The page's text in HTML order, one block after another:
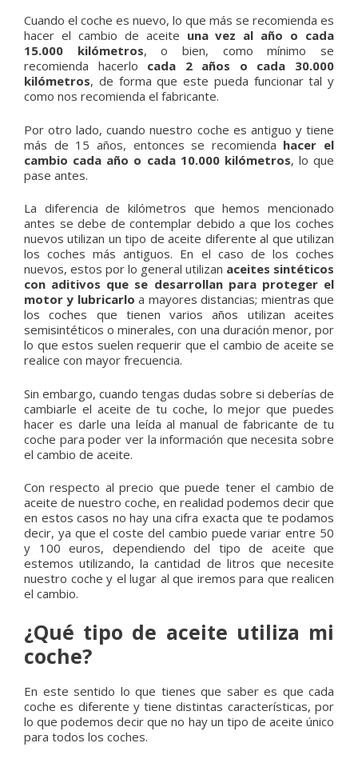
Cuando el coche es nuevo, lo que más se recomienda es
hacer el cambio de aceite una vez al año o cada
15.000 kilómetros, o bien, como mínimo se
recomienda hacerlo cada 2 años o cada 30.000
kilómetros, de forma que este pueda funcionar tal y
como nos recomienda el fabricante.
Por otro lado, cuando nuestro coche es antiguo y tiene
más de 15 años, entonces se recomienda hacer el
cambio cada año o cada 10.000 kilómetros, lo que
pase antes.
La diferencia de kilómetros que hemos mencionado
antes se debe de contemplar debido a que los coches
nuevos utilizan un tipo de aceite diferente al que utilizan
los coches más antiguos. En el caso de los coches
nuevos, estos por lo general utilizan aceites sintéticos
con aditivos que se desarrollan para proteger el
motor y lubricarloa mayores distancias; mientras que
los coches que tienen varios años utilizan aceites
semisintéticos o minerales, con una duración menor, por
lo que estos suelen requerir que el cambio de aceite se
realice con mayor frecuencia.
Sin embargo, cuando tengas dudas sobre si deberías de
cambiarle el aceite de tu coche, lo mejor que puedes
hacer es darle una leída al manual de fabricante de tu
coche para poder ver la información que necesita sobre
el cambio de aceite.
Con respecto al precio que puede tener el cambio de
aceite de nuestro coche, en realidad podemos decir que
en estos casos no hay una cifra exacta que te podamos
decir, ya que el coste del cambio puede variar entre 50
y 100 euros, dependiendo del tipo de aceite que
estemos utilizando, la cantidad de litros que necesite
nuestro coche y el lugar al que iremos para que realicen
el cambio.
¿Qué tipo de aceite utiliza mi
coche?
En este sentido lo que tienes que saber es que cada
coche es diferente y tiene distintas características, por
lo que podemos decir que no hay un tipo de aceite único
para todos los coches.